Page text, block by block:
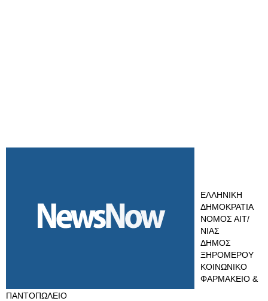
ΕΛΛΗΝΙΚΗ
ΔΗΜΟΚΡΑΤΙΑ
ΝΟΜΟΣ ΑΙΤ/
ΝΙΑΣ
ΔΗΜΟΣ
ΞΗΡΟΜΕΡΟΥ
ΚΟΙΝΩΝΙΚΟ
ΦΑΡΜΑΚΕΙΟ &
ΠΑΝΤΟΠΩΛΕΙΟ